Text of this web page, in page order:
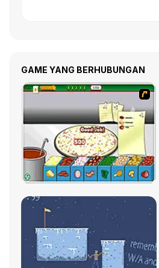
GAME YANG BERHUBUNGAN